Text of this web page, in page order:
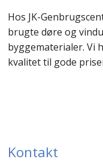
Hos JK-
brugte døre og
byggematerialer. Vi
kvalitet til gode
Kontakt